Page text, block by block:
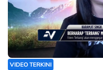
VIDEO TERKINI